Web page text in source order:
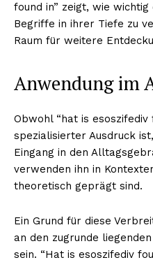
found in” zeigt, wie
Begriffe in ihrer Tiefe zu
Raum für weitere
Anwendung im
Obwohl “hat is esoszifediv
spezialisierter Ausdruck
Eingang in den
verwenden ihn in
theoretisch geprägt sind.
Ein Grund für diese
an den zugrunde
sein. “Hat is esoszifediv